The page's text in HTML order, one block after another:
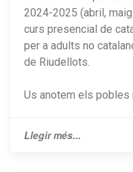
2024-2025 (abril,
curs presencial de
per a adults no
de Riudellots.
Us anotem els pobles
Llegir més...